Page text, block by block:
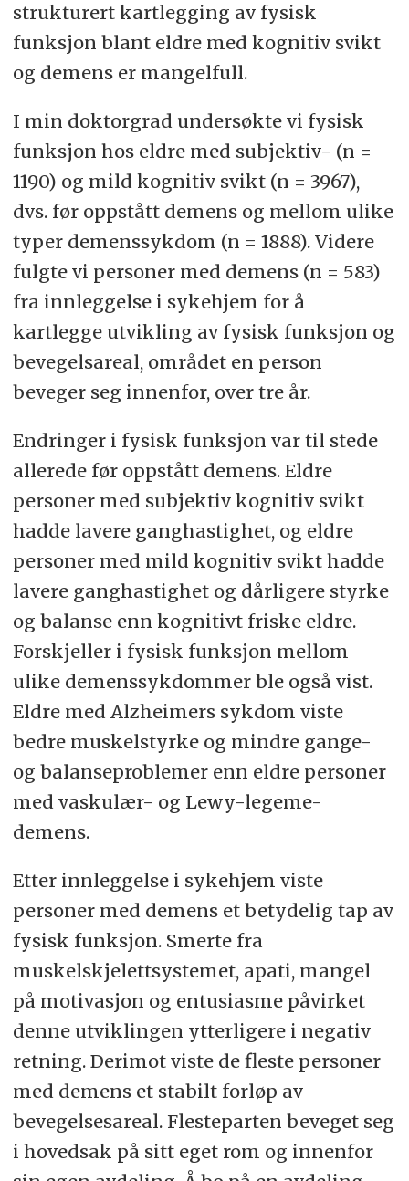
strukturert kartlegging av fysisk
funksjon blant eldre med kognitiv svikt
og demenser mangelfull.
I min doktorgrad undersøkte vi fysisk
funksjon hos eldre med subjektiv- (n =
1190) og mild kognitiv svikt (n = 3967),
dvs. før oppstått demens og mellom ulike
typer demenssykdom (n = 1888). Videre
fulgte vi personer med demens(n = 583)
fra innleggelse i sykehjem for å
kartlegge utvikling av fysisk funksjon og
bevegelsareal, området en person
beveger seg innenfor, over tre år.
Endringer i fysisk funksjon var til stede
allerede før oppstått demens. Eldre
personer med subjektiv kognitiv svikt
hadde lavere ganghastighet, og eldre
personer med mild kognitiv svikthadde
lavere ganghastighet og dårligere styrke
og balanse enn kognitivt friske eldre.
Forskjeller i fysisk funksjon mellom
ulike demenssykdommer ble også vist.
Eldre med Alzheimers sykdom viste
bedre muskelstyrke og mindre gange-
og balanseproblemer enn eldre personer
med vaskulær- og Lewy-legeme-
demens.
Etter innleggelse i sykehjem viste
personer med demens et betydelig tap av
fysisk funksjon. Smerte fra
muskelskjelettsystemet, apati, mangel
på motivasjon og entusiasme påvirket
denne utviklingen ytterligere i negativ
retning. Derimot viste de fleste personer
med demens et stabilt forløp av
bevegelsesareal. Flesteparten beveget seg
i hovedsak på sitt eget rom og innenfor